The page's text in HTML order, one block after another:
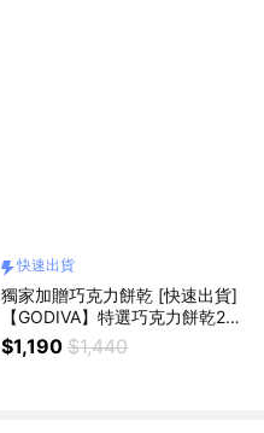
快速出貨
獨家加贈巧克力餅乾 [快速出貨]
【GODIVA】特選巧克力餅乾20
片裝
$1,190 $1,440